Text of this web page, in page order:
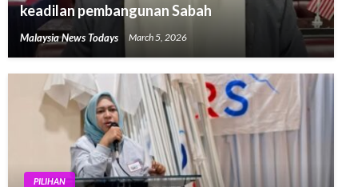
keadilan pembangunan Sabah
Malaysia News Todays March 5, 2026
PILIHAN